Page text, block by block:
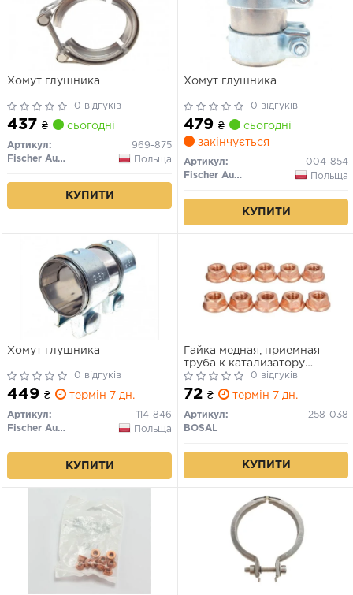
Хомут глушника
0 відгуків
437 ₴ сьогодні
Артикул:
969-875
Fischer Automotive One (FA1)
Польща
КУПИТИ
Хомут глушника
0 відгуків
479 ₴
сьогодні
закінчується
Артикул:
004-854
Fischer Automotive One (FA1)
Польща
КУПИТИ
Хомут глушника
0 відгуків
449 ₴ термін 7 дн.
Артикул:
114-846
Fischer Automotive One (FA1)
Польща
КУПИТИ
Гайка медная, приемная
труба к катализатору
M8x1.25(Гайка з фланцем)
0 відгуків
72 ₴ термін 7 дн.
Артикул:
258-038
BOSAL
КУПИТИ